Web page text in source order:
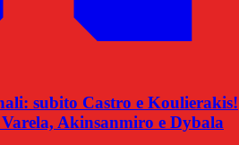
subito Castro e Koulierakis!
Akinsanmiro e Dybala